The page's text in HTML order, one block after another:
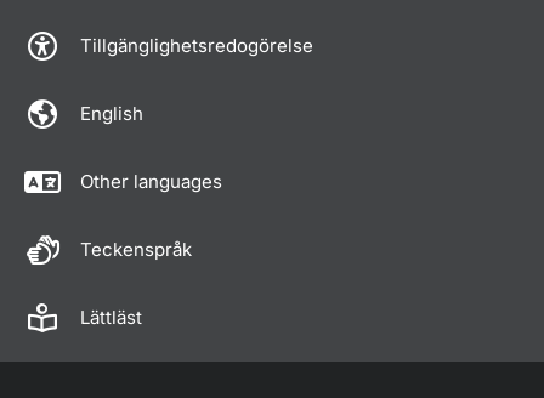
Tillgänglighetsredogörelse
English
Other languages
Teckenspråk
Lättläst